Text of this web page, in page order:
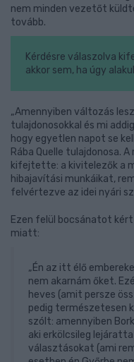
nem minden vezetőt
tovább.
Kérdésre válaszolva
akkor sem, ha úgy
„Amennyiben változás
tulajdonosokkal és mi
hogy egyetlen napot se
Rába Quelle tulajdonosa.
kifejtette: a kivitelezők a
hibajavítási munkáikat,
felvértezve az idei nyári
Ezen felül bocsánatot
miatt:
„Én az itt élő
nem akarnám őket.
heves (amit persze
pedig természetesen
szólt: amennyiben
aki erkölcsileg
választásokat (ami